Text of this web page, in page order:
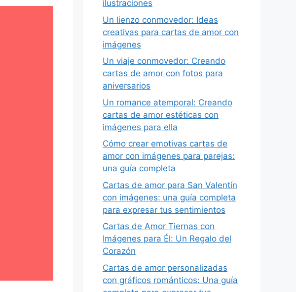
ilustraciones
Un lienzo conmovedor: Ideas
creativas para cartas de amor con
imágenes
Un viaje conmovedor: Creando
cartas de amor con fotos para
aniversarios
Un romance atemporal: Creando
cartas de amor estéticas con
imágenes para ella
Cómo crear emotivas cartas de
amor con imágenes para parejas:
una guía completa
Cartas de amor para San Valentín
con imágenes: una guía completa
para expresar tus sentimientos
Cartas de Amor Tiernas con
Imágenes para Él: Un Regalo del
Corazón
Cartas de amor personalizadas
con gráficos románticos: Una guía